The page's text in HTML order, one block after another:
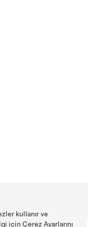
kullanır ve
için Çerez Ayarlarını